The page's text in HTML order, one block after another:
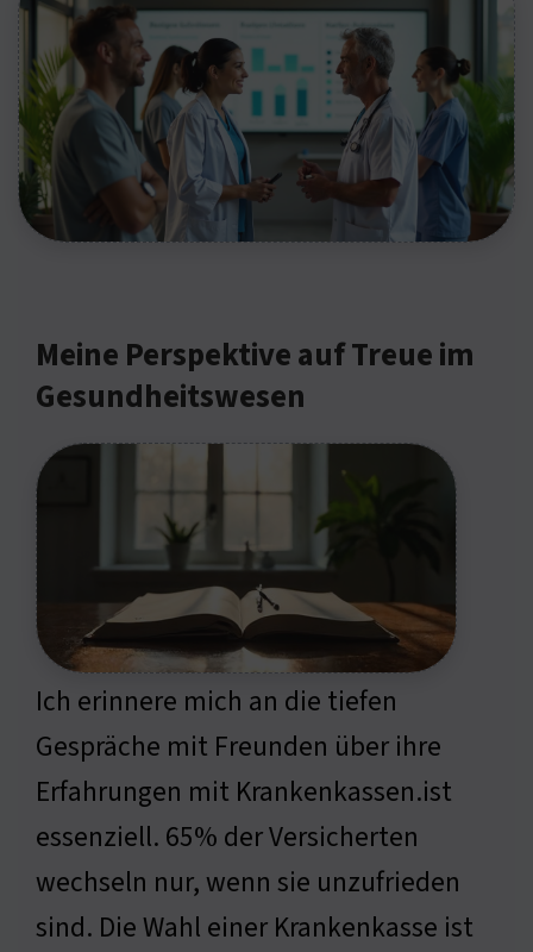
Meine Perspektive auf Treue im
Gesundheitswesen
Ich erinnere mich an die tiefen
Gespräche mit Freunden über ihre
Erfahrungen mit Krankenkassen.ist
essenziell. 65% der Versicherten
wechseln nur, wenn sie unzufrieden
sind. Die Wahl einer Krankenkasse ist